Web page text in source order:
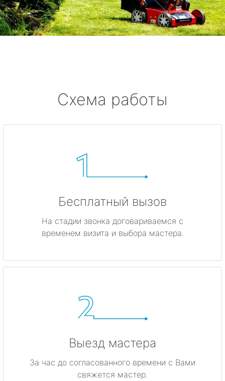
Схема работы
Бесплатный вызов
На стадии звонка договариваемся с
временем визита и выбора мастера.
Выезд мастера
За час до согласованного времени с Вами
свяжется мастер.